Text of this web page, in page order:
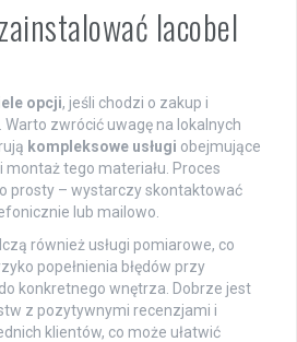
lacobel
opcji, jeśli chodzi o zakup i
Warto zwrócić uwagę na lokalnych
kompleksowe usługi obejmujące
montaż tego materiału. Proces
prosty – wystarczy skontaktować
lub mailowo.
również usługi pomiarowe, co
popełnienia błędów przy
konkretnego wnętrza. Dobrze jest
z pozytywnymi recenzjami i
klientów, co może ułatwić